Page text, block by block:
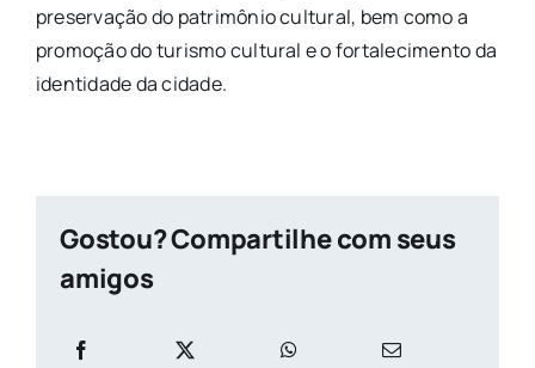
preservação do patrimônio cultural, bem como a
promoção do turismo cultural e o fortalecimento da
identidade da cidade.
Gostou? Compartilhe com seus
amigos